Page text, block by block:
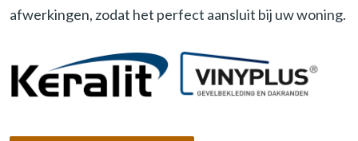
afwerkingen, zodat het perfect aansluit bij uw woning.